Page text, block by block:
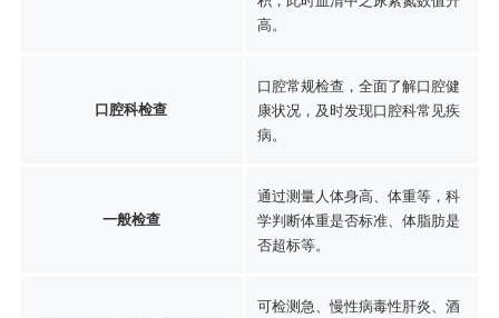
高。
口腔科检查
口腔常规检查，全面了解口腔健
康状况，及时发现口腔科常见疾
病。
一般检查
通过测量人体身高、体重等，科
学判断体重是否标准、体脂肪是
否超标等。
可检测急、慢性病毒性肝炎、酒